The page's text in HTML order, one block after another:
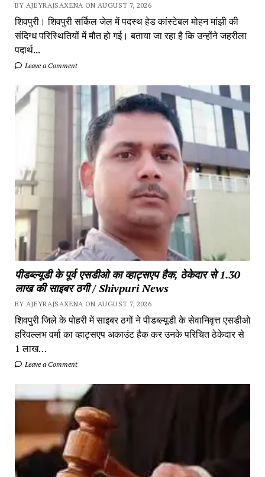
BY AJEYRAJSAXENA ON AUGUST 7, 2026
शिवपुरी। शिवपुरी सर्किल जेल में पदस्थ हेड कांस्टेबल मोहन मांझी की
संदिग्ध परिस्थितियों में मौत हो गई। बताया जा रहा है कि उन्होंने जहरीला
पदार्थ...
Leave a Comment
पीडब्ल्यूडी के पूर्व एसडीओ का व्हाट्सएप हैक, ठेकेदार से 1.30
लाख की साइबर ठगी / Shivpuri News
BY AJEYRAJSAXENA ON AUGUST 7, 2026
शिवपुरी जिले के पोहरी में साइबर ठगों ने पीडब्ल्यूडी के सेवानिवृत्त एसडीओ
हरिवल्लभ वर्मा का व्हाट्सएप अकाउंट हैक कर उनके परिचित ठेकेदार से
1 लाख…
Leave a Comment